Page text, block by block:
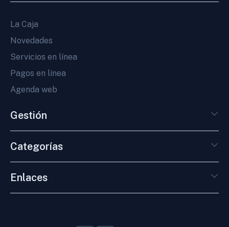
La Caja
Novedades
Servicios en línea
Pagos en línea
Agenda web
Gestión
Categorías
Enlaces